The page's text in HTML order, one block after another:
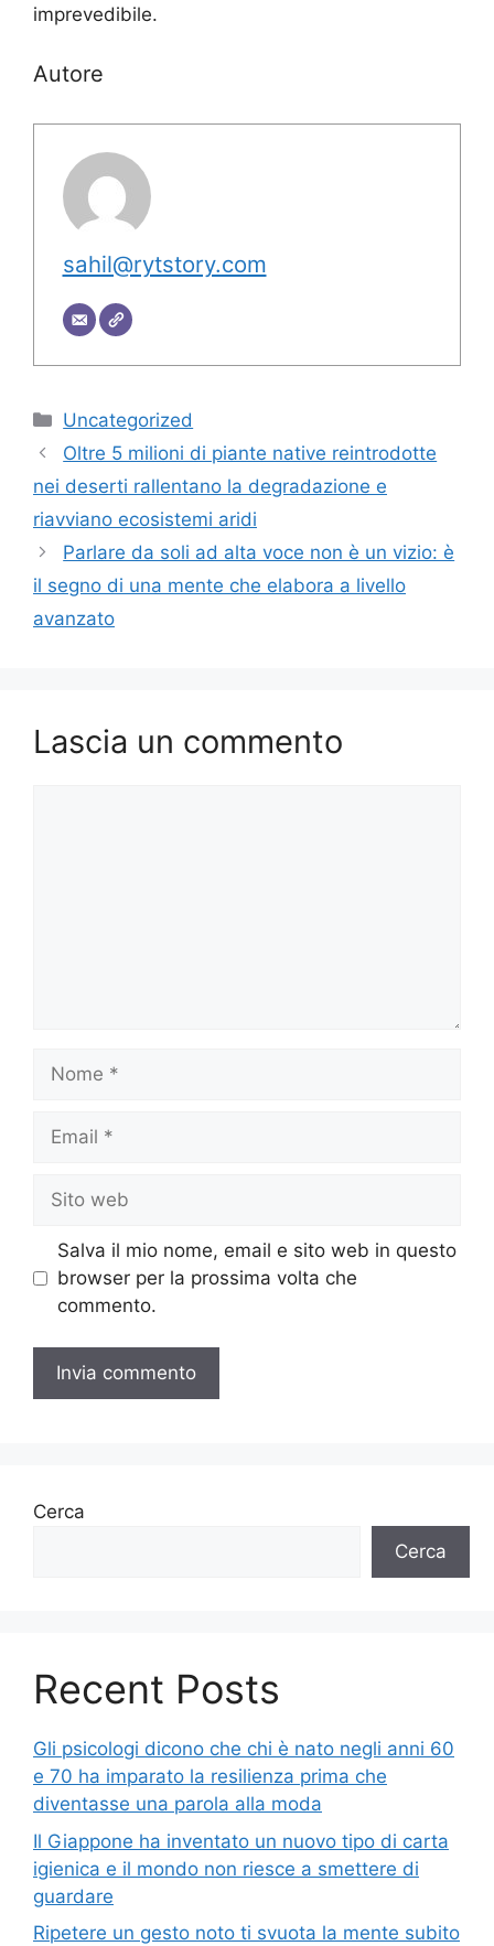
imprevedibile.
Autore
sahil@rytstory.com
Categorie
Uncategorized
Oltre 5 milioni di piante native reintrodotte
nei deserti rallentano la degradazione e
riavviano ecosistemi aridi
Parlare da soli ad alta voce non è un vizio: è
il segno di una mente che elabora a livello
avanzato
Lascia un commento
web
Salva il mio nome, email e sito web in questo
browser per la prossima volta che
commento.
Cerca
Cerca
Recent Posts
Gli psicologi dicono che chi è nato negli anni 60
e 70 ha imparato la resilienza prima che
diventasse una parola alla moda
Il Giappone ha inventato un nuovo tipo di carta
igienica e il mondo non riesce a smettere di
guardare
Ripetere un gesto noto ti svuota la mente subito